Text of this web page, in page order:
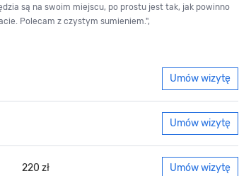
są na swoim miejscu, po prostu jest tak, jak powinno
Polecam z czystym sumieniem.",
Umów wizytę
Umów wizytę
220 zł Umów wizytę